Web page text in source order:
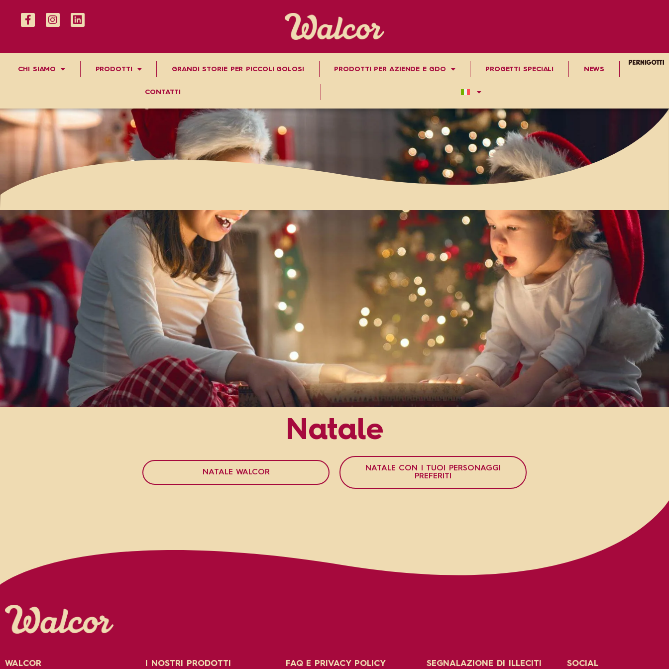
CHI SIAMO PRODOTTI GRANDI STORIE PER PICCOLI GOLOSI PRODOTTI PER AZIENDE E GDO PROGETTI SPECIALI NEWS
CONTATTI
Natale
NATALE WALCOR
NATALE CON I TUOI PERSONAGGI
PREFERITI
WALCOR I NOSTRI PRODOTTI FAQ E PRIVACY POLICY SEGNALAZIONE DI ILLECITI SOCIAL